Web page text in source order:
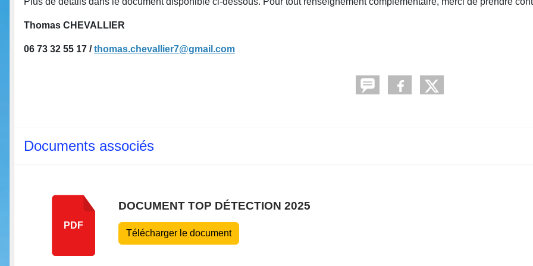
Thomas CHEVALLIER
06 73 32 55 17 /thomas.chevallier7@gmail.com
Documents associés
PDF
DOCUMENT TOP DÉTECTION 2025
Télécharger le document